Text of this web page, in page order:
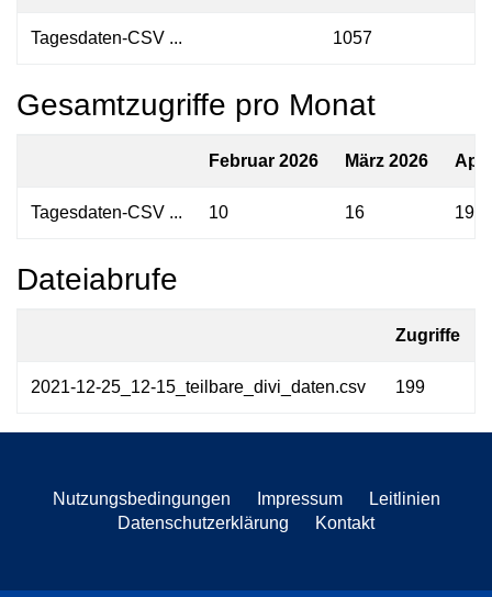
Tagesdaten-CSV ... 1057
Gesamtzugriffe pro Monat
Februar 2026 März 2026
Tagesdaten-CSV ... 10 16 19
Dateiabrufe
Zugriffe
2021-12-25_12-15_teilbare_divi_daten.csv 199
Nutzungsbedingungen Impressum
Leitlinien
Datenschutzerklärung
Kontakt